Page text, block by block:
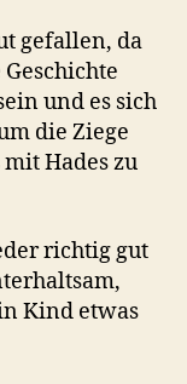
gefallen, da
und es sich
die Ziege
Hades zu
richtig gut
Kind etwas